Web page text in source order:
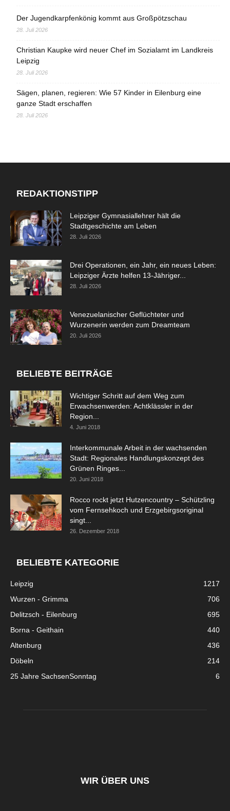
Der Jugendkarpfenkönig kommt aus Großpötzschau
28. Juli 2026
Christian Kaupke wird neuer Chef im Sozialamt im Landkreis
Leipzig
28. Juli 2026
Sägen, planen, regieren: Wie 57 Kinder in Eilenburg eine
ganze Stadt erschaffen
28. Juli 2026
REDAKTIONSTIPP
Leipziger Gymnasiallehrer hält die
Stadtgeschichte am Leben
28. Juli 2026
Drei Operationen, ein Jahr, ein neues Leben:
Leipziger Ärzte helfen 13-Jähriger...
28. Juli 2026
Venezuelanischer Geflüchteter und
Wurzenerin werden zum Dreamteam
20. Juli 2026
BELIEBTE BEITRÄGE
Wichtiger Schritt auf dem Weg zum
Erwachsenwerden: Achtklässler in der
Region...
4. Juni 2018
Interkommunale Arbeit in der wachsenden
Stadt: Regionales Handlungskonzept des
Grünen Ringes...
20. Juni 2018
Rocco rockt jetzt Hutzencountry – Schützling
vom Fernsehkoch und Erzgebirgsoriginal
singt...
26. Dezember 2018
BELIEBTE KATEGORIE
Leipzig
1217
Wurzen - Grimma
706
Delitzsch - Eilenburg
695
Borna - Geithain
440
Altenburg
436
Döbeln
214
25 Jahre SachsenSonntag
6
WIR ÜBER UNS